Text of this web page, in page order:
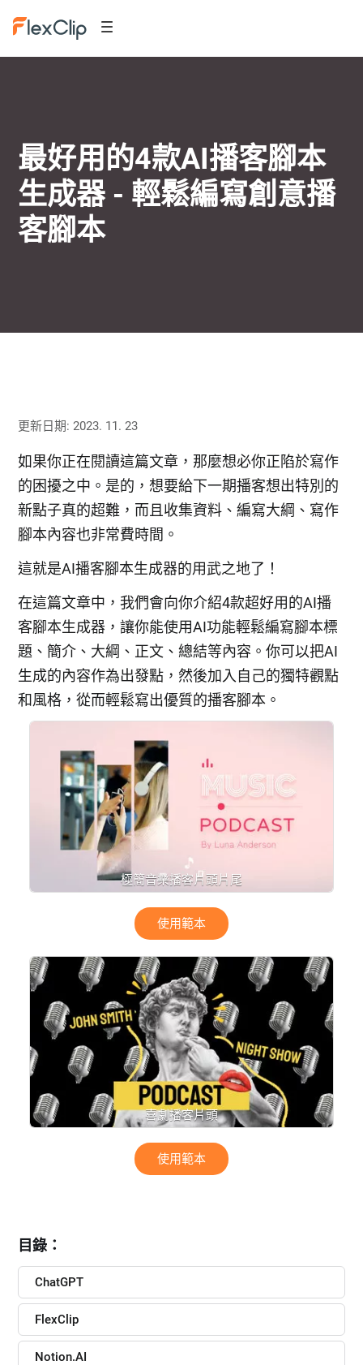
最好用的4款AI播客腳本
生成器 - 輕鬆編寫創意播
客腳本
更新日期: 2023. 11. 23
如果你正在閱讀這篇文章，那麼想必你正陷於寫作
的困擾之中。是的，想要給下一期播客想出特別的
新點子真的超難，而且收集資料、編寫大綱、寫作
腳本內容也非常費時間。
這就是AI播客腳本生成器的用武之地了！
在這篇文章中，我們會向你介紹4款超好用的AI播
客腳本生成器，讓你能使用AI功能輕鬆編寫腳本標
題、簡介、大綱、正文、總結等內容。你可以把AI
生成的內容作為出發點，然後加入自己的獨特觀點
和風格，從而輕鬆寫出優質的播客腳本。
極簡音樂播客片頭片尾
使用範本
喜劇播客片頭
使用範本
目錄：
ChatGPT
FlexClip
Notion.AI